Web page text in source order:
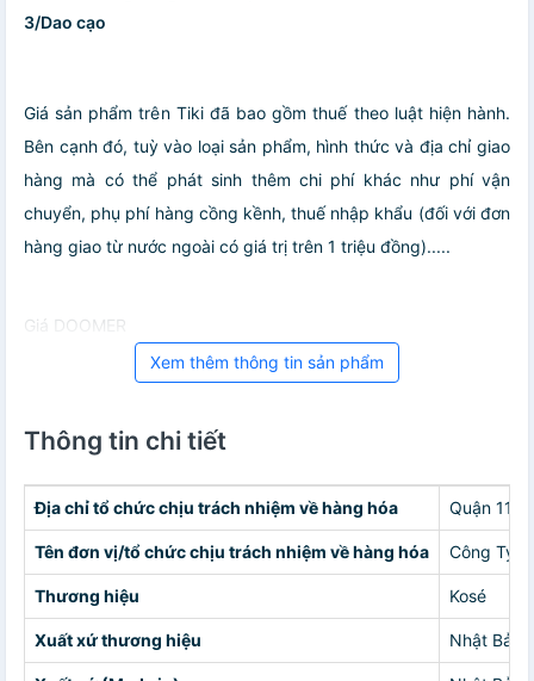
3/Dao cạo
Giá sản phẩm trên Tiki đã bao gồm thuế theo luật hiện hành.
Bên cạnh đó, tuỳ vào loại sản phẩm, hình thức và địa chỉ giao
hàng mà có thể phát sinh thêm chi phí khác như phí vận
chuyển, phụ phí hàng cồng kềnh, thuế nhập khẩu (đối với đơn
hàng giao từ nước ngoài có giá trị trên 1 triệu đồng).....
Giá DOOMER
Xem thêm thông tin sản phẩm
Thông tin chi tiết
Địa chỉ tổ chức chịu trách nhiệm về hàng hóa Quận 11
Tên đơn vị/tổ chức chịu trách nhiệm về hàng hóa Công Ty
Thương hiệu Kosé
Xuất xứ thương hiệu Nhật Bản